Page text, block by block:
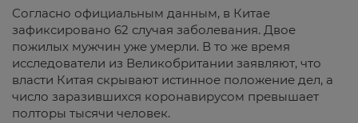
Согласно официальным данным, в Китае
зафиксировано 62 случая заболевания. Двое
пожилых мужчин уже умерли. В то же время
исследователи из Великобритании заявляют, что
власти Китая скрывают истинное положение дел, а
число заразившихся коронавирусом превышает
полторы тысячи человек.